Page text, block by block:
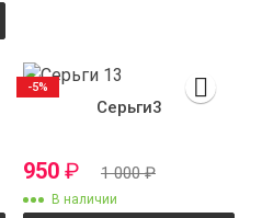
Серьги3
950 ₽ 1 000₽
В наличии
-5%